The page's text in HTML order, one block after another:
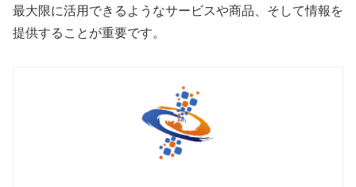
最大限に活用できるようなサービスや商品、そして情報を
提供することが重要です。